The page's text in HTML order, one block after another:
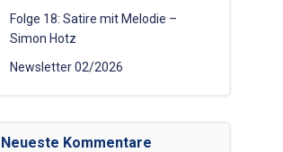
Folge 18: Satire mit Melodie –
Simon Hotz
Newsletter 02/2026
Neueste Kommentare